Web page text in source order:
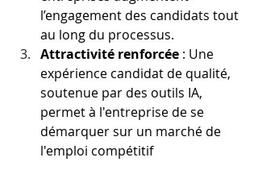
l’engagement des candidats tout
au long du processus.
Attractivité renforcée : Une
expérience candidat de qualité,
soutenue par des outils IA,
permet à l'entreprise de se
démarquer sur un marché de
l'emploi compétitif​